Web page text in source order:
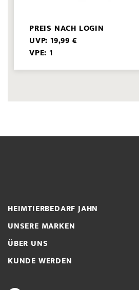
PREIS NACH LOGIN
UVP: 19,99 €
VPE: 1
HEIMTIERBEDARF JAHN
UNSERE MARKEN
ÜBER UNS
KUNDE WERDEN